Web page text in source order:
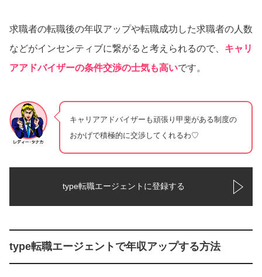
求職者の転職後の年収アップや転職成功した求職者の人数
などがインセンティブに繋がると考えられるので、 キャリ
アアドバイザーの条件交渉の士気も高いです。
キャリアアドバイザーも頑張り甲斐がある制度の
おかげで積極的に交渉してくれるわ♡
type転職エージェントに登録する
type転職エージェントで年収アップする方法